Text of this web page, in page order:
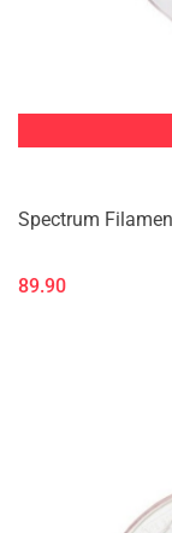
Spectrum
89.90